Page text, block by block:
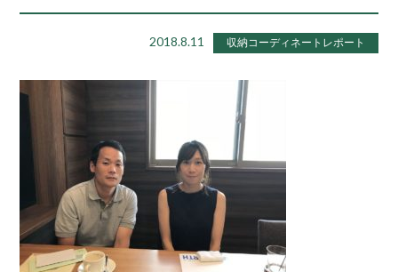
2018.8.11 収納コーディネートレポート